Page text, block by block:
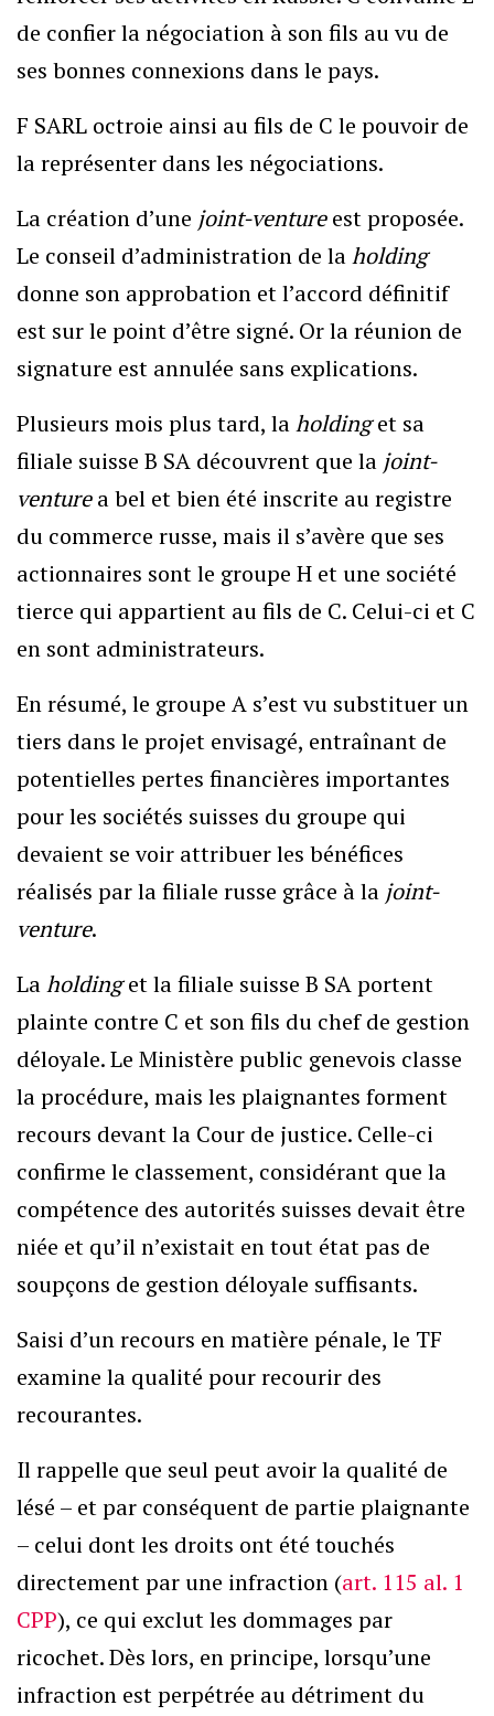
de confier la négociation à son fils au vu de
ses bonnes connexions dans le pays.
F SARL octroie ainsi au fils de C le pouvoir de
la représenter dans les négociations.
La création d’une joint-ventureest proposée.
Le conseil d’administration de laholding
donne son approbation et l’accord définitif
est sur le point d’être signé. Or la réunion de
signature est annulée sans explications.
Plusieurs mois plus tard, laholdinget sa
filiale suisse B SA découvrent que la joint-
venturea bel et bien été inscrite au registre
du commerce russe, mais il s’avère que ses
actionnaires sont le groupe H et une société
tierce qui appartient au fils de C. Celui-ci et C
en sont administrateurs.
En résumé, le groupe A s’est vu substituer un
tiers dans le projet envisagé, entraînant de
potentielles pertes financières importantes
pour les sociétés suisses du groupe qui
devaient se voir attribuer les bénéfices
réalisés par la filiale russe grâce à la joint-
venture.
Laholdinget la filiale suisse B SA portent
plainte contre C et son fils du chef de gestion
déloyale. Le Ministère public genevois classe
la procédure, mais les plaignantes forment
recours devant la Cour de justice. Celle-ci
confirme le classement, considérant que la
compétence des autorités suisses devait être
niée et qu’il n’existait en tout état pas de
soupçons de gestion déloyale suffisants.
Saisi d’un recours en matière pénale, le TF
examine la qualité pour recourir des
recourantes.
Il rappelle que seul peut avoir la qualité de
lésé – et par conséquent de partie plaignante
– celui dont les droits ont été touchés
directement par une infraction (art. 115 al. 1
CPP), ce qui exclut les dommages par
ricochet. Dès lors, en principe, lorsqu’une
infraction est perpétrée au détriment du